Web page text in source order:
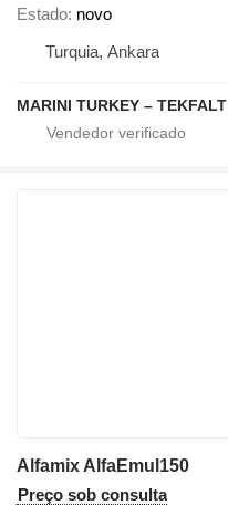
Estado novo
Turquia, Ankara
MARINI TURKEY – TEKFALT
Alfamix AlfaEmul150
Preço sob consulta